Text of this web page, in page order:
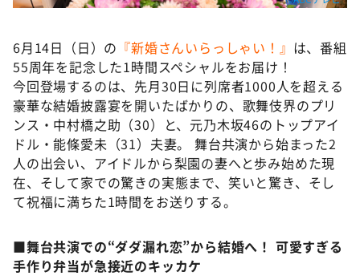
ぺこぱのまるスポ
アナ回覧板
6月14日（日）の 『新婚さんいらっしゃい！』 は、番組
55周年を記念した1時間スペシャルをお届け！
今回登場するのは、先月30日に列席者1000人を超える
豪華な結婚披露宴を開いたばかりの、歌舞伎界のプリ
ンス・中村橋之助（30）と、元乃木坂46のトップアイ
ドル・能條愛未（31）夫妻。 舞台共演から始まった2
人の出会い、アイドルから梨園の妻へと歩み始めた現
在、そして家での驚きの実態まで、笑いと驚き、そし
て祝福に満ちた1時間をお送りする。
■舞台共演での“ダダ漏れ恋”から結婚へ！ 可愛すぎる
手作り弁当が急接近のキッカケ